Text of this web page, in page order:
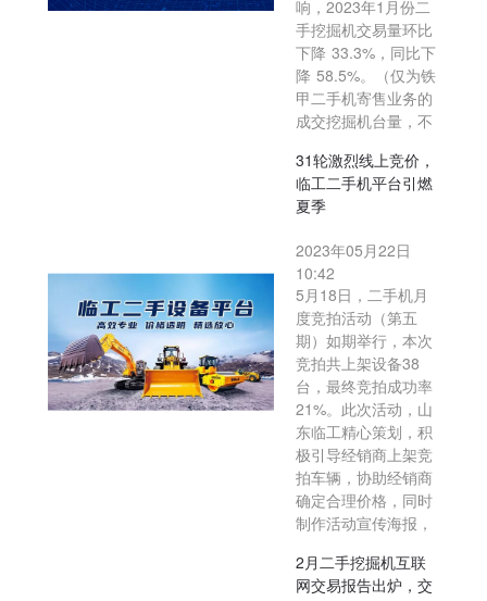
响，2023年1月份二
手挖掘机交易量环比
下降 33.3%，同比下
降 58.5%。（仅为铁
甲二手机寄售业务的
成交挖掘机台量，不
31轮激烈线上竞价，
临工二手机平台引燃
夏季
2023年05月22日
10:42
5月18日，二手机月
度竞拍活动（第五
期）如期举行，本次
竞拍共上架设备38
台，最终竞拍成功率
21%。此次活动，山
东临工精心策划，积
极引导经销商上架竞
拍车辆，协助经销商
确定合理价格，同时
制作活动宣传海报，
2月二手挖掘机互联
网交易报告出炉，交